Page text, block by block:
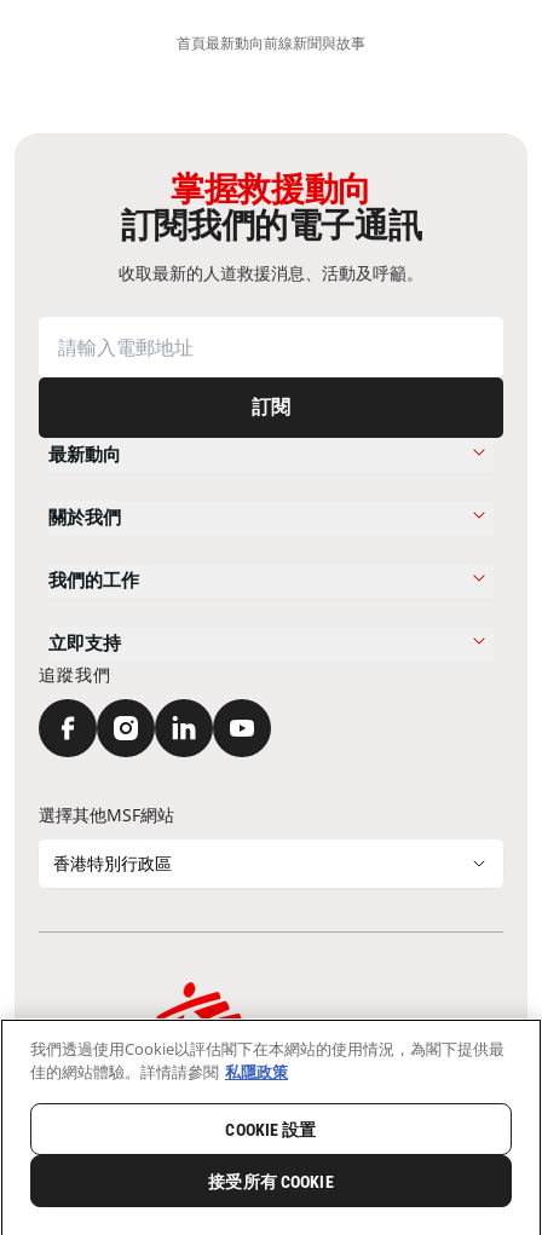
0 分享
首頁最新動向前線新聞與故事
掌握救援動向
訂閱我們的電子通訊
收取最新的人道救援消息、活動及呼籲。
訂閱
最新動向
關於我們
我們的工作
立即支持
追蹤我們
選擇其他MSF網站
香港特別行政區
通訊資料更新 鳴謝 私隱聲明
我們採用安全通訊端層 (Secure Socket Layer, SSL) 協定，有助保障敏感
資料在你的瀏覽器和我們伺服器之間的網上傳輸維持保密性。
慈善團體免稅檔案號碼：91/4075
Copyright © Médecins Sans Frontières Hong Kong. All rights
reserved.
我們透過使用Cookie以評估閣下在本網站的使用情況，為閣下提供最
佳的網站體驗。詳情請參閱 私隱政策
COOKIE 設置
接受所有 COOKIE